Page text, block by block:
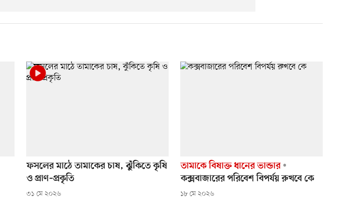
ফসলের মাঠে তামাকের চাষ, ঝুঁকিতে কৃষি
ও প্রাণ–প্রকৃতি
৩১ মে ২০২৬
তামাকে বিষাক্ত ধানের ভান্ডার
কক্সবাজারের পরিবেশ বিপর্যয় রুখবে কে
১৮ মে ২০২৬